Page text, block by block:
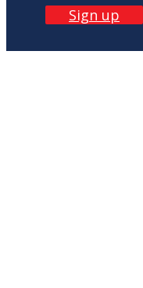
Sign up